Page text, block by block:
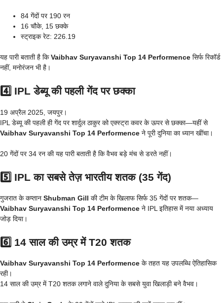
84 गेंदों पर 190 रन
16 चौके, 15 छक्के
स्ट्राइक रेट: 226.19
यह पारी बताती है किVaibhav Suryavanshi Top 14 Performence सिर्फ रिकॉर्ड
नहीं, मनोरंजन भी है।
4️⃣ IPL डेब्यू की पहली गेंद पर छक्का
19 अप्रैल 2025, जयपुर।
IPL डेब्यू की पहली ही गेंद पर शार्दुल ठाकुर को एक्स्ट्रा कवर के ऊपर से छक्का—यहीं से
Vaibhav Suryavanshi Top 14 Performence ने पूरी दुनिया का ध्यान खींचा।
20 गेंदों पर 34 रन की यह पारी बताती है कि वैभव बड़े मंच से डरते नहीं।
5️⃣ IPL का सबसे तेज़ भारतीय शतक (35 गेंद)
गुजरात के कप्तान Shubman Gill की टीम के खिलाफ सिर्फ 35 गेंदों पर शतक—
Vaibhav Suryavanshi Top 14 Performence ने IPL इतिहास में नया अध्याय
जोड़ दिया।
6️⃣ 14 साल की उम्र में T20 शतक
Vaibhav Suryavanshi Top 14 Performence के तहत यह उपलब्धि ऐतिहासिक
रही।
14 साल की उम्र में T20 शतक लगाने वाले दुनिया के सबसे युवा खिलाड़ी बने वैभव।